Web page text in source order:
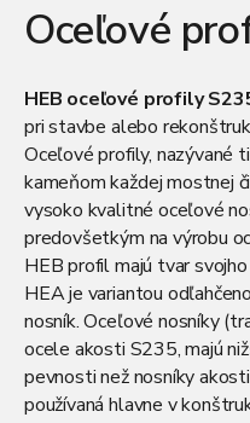
Oceľové
HEB oceľové profily
pri stavbe alebo
Oceľové profily, nazývané
kameňom každej mostnej
vysoko kvalitné oceľové
predovšetkým na výrobu
HEB profilmajú tvar
HEA je variantou
nosník.Oceľové nosníky
ocele akosti S235, majú
pevnosti než nosníky
používaná hlavne v